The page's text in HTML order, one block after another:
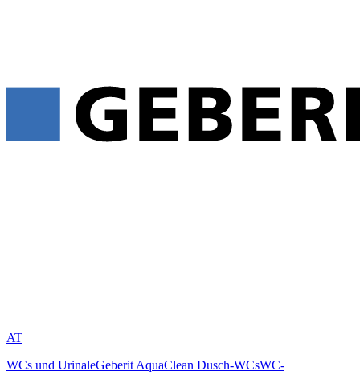
AT
WCs und UrinaleGeberit AquaClean Dusch-WCsWC-